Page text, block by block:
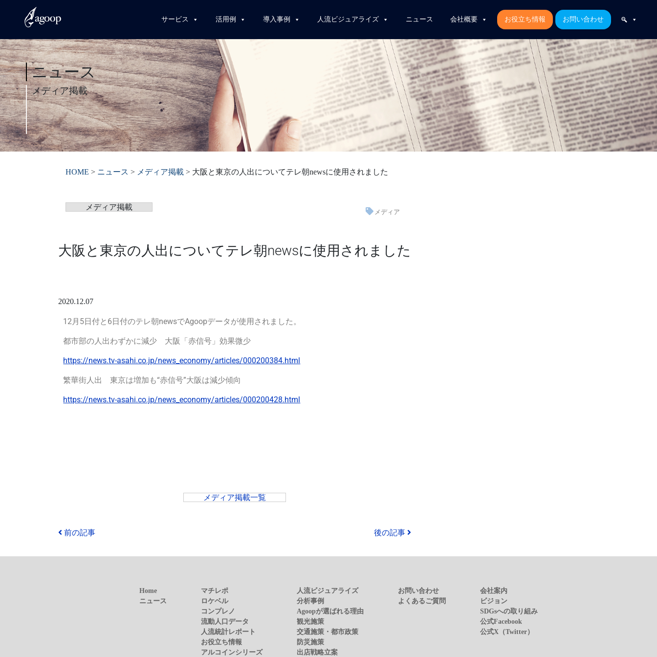
サービス 活用例 導入事例 人流ビジュアライズ ニュース 会社概要 お役立ち情報 お問い合わせ
ニュース
メディア掲載
HOME > ニュース > メディア掲載 > 大阪と東京の人出についてテレ朝newsに使用されました
メディア掲載
メディア
大阪と東京の人出についてテレ朝newsに使用されました
2020.12.07
12月5日付と6日付のテレ朝newsでAgoopデータが使用されました。
都市部の人出わずかに減少 大阪「赤信号」効果微少
https://news.tv-asahi.co.jp/news_economy/articles/000200384.html
繁華街人出 東京は増加も“赤信号”大阪は減少傾向
https://news.tv-asahi.co.jp/news_economy/articles/000200428.html
メディア掲載一覧
前の記事 後の記事
Home
ニュース
マチレポ
ロケベル
コンプレノ
流動人口データ
人流統計レポート
お役立ち情報
アルコインシリーズ
人流ビジュアライズ
分析事例
Agoopが選ばれる理由
観光施策
交通施策・都市政策
防災施策
出店戦略立案
お問い合わせ
よくあるご質問
会社案内
ビジョン
SDGsへの取り組み
公式Facebook
公式X（Twitter）